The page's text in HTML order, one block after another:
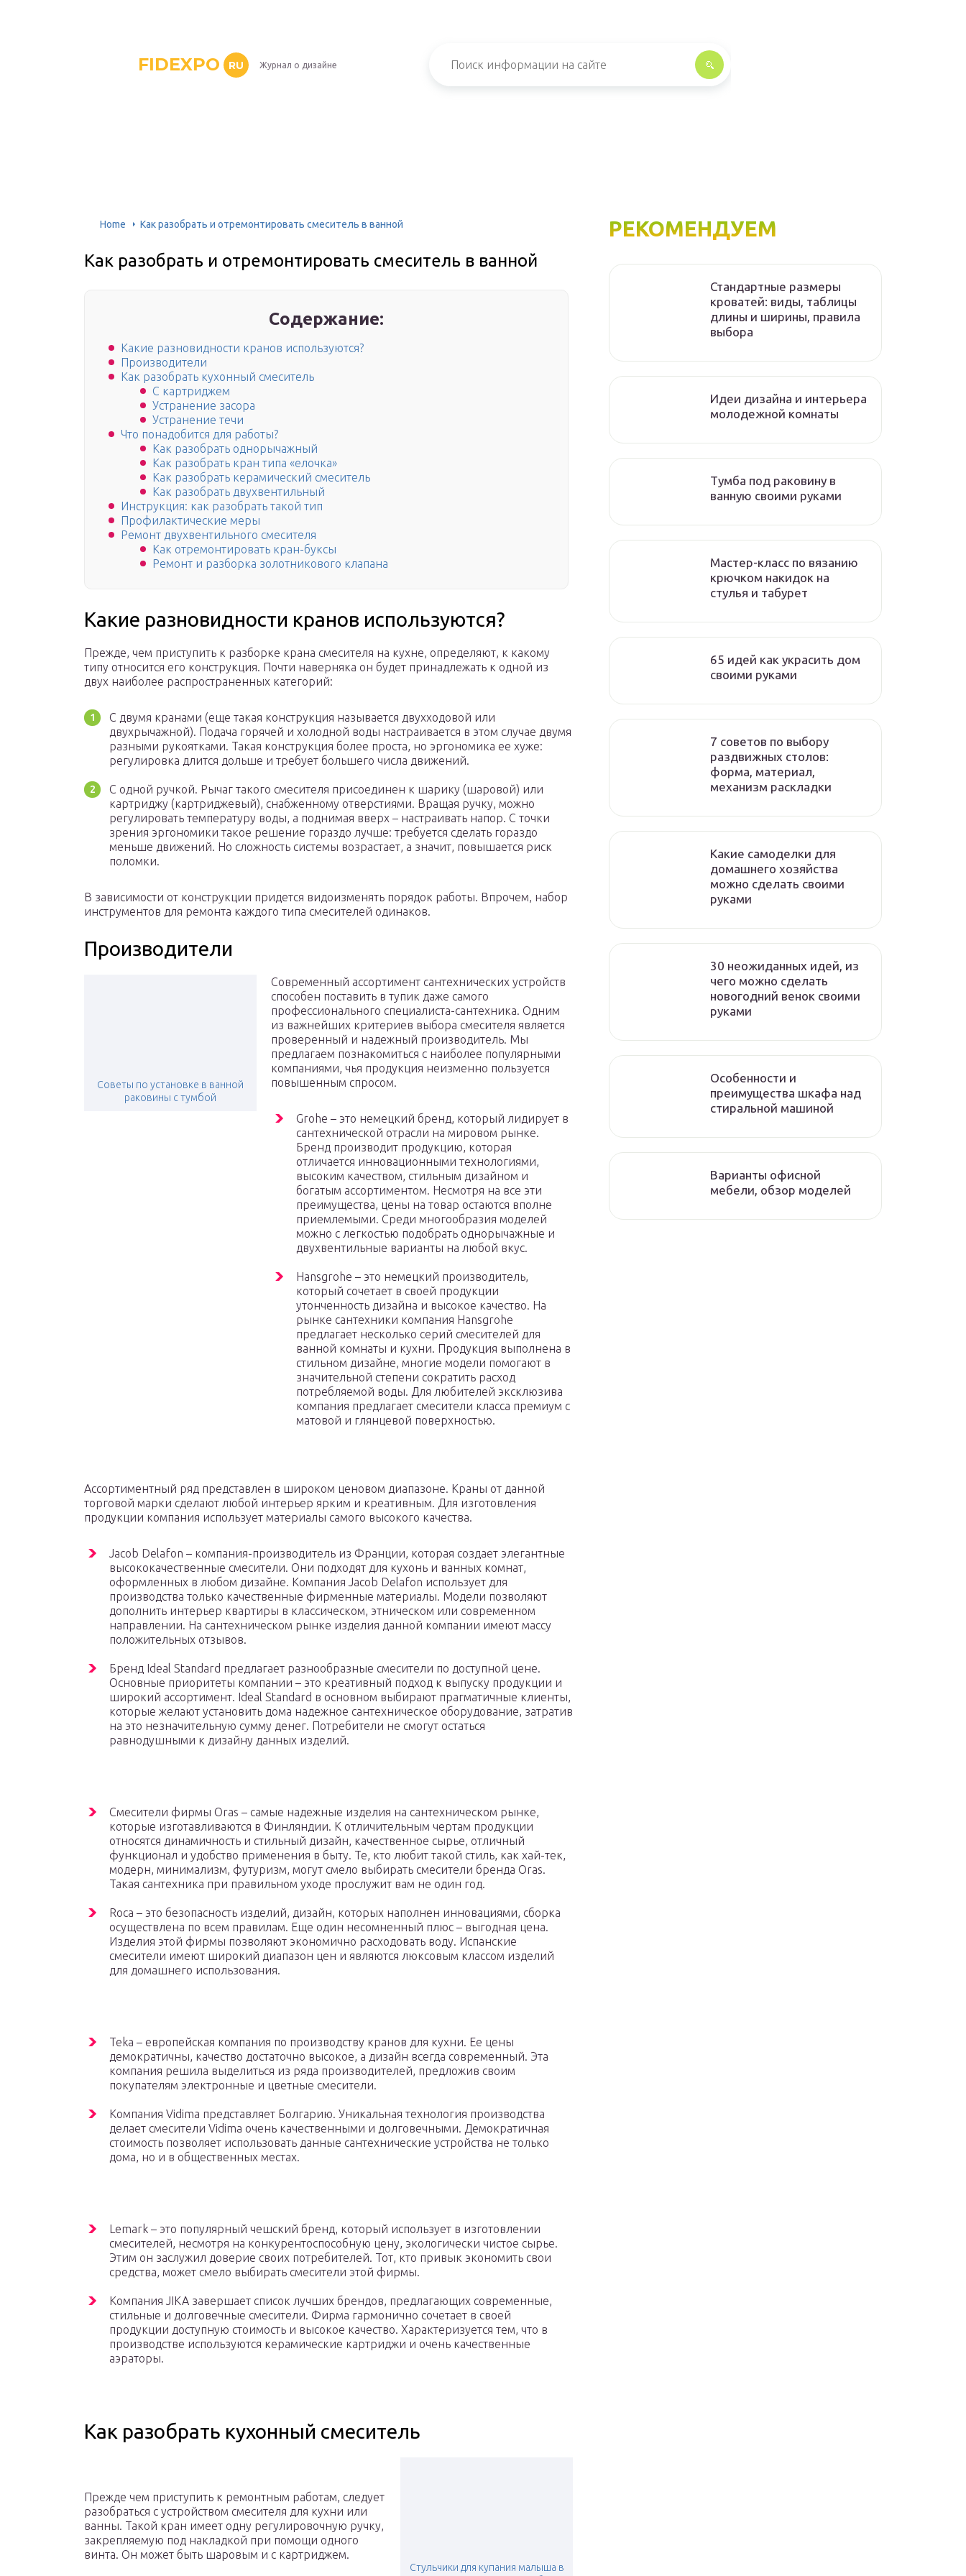
FIDEXPO RU Журнал о дизайне
Home Как разобрать и отремонтировать смеситель в ванной
Как разобрать и отремонтировать смеситель в ванной
Содержание:
Какие разновидности кранов используются?
Производители
Как разобрать кухонный смеситель
С картриджем
Устранение засора
Устранение течи
Что понадобится для работы?
Как разобрать однорычажный
Как разобрать кран типа «елочка»
Как разобрать керамический смеситель
Как разобрать двухвентильный
Инструкция: как разобрать такой тип
Профилактические меры
Ремонт двухвентильного смесителя
Как отремонтировать кран-буксы
Ремонт и разборка золотникового клапана
Какие разновидности кранов используются?
Прежде, чем приступить к разборке крана смесителя на кухне, определяют, к какому
типу относится его конструкция. Почти наверняка он будет принадлежать к одной из
двух наиболее распространенных категорий:
С двумя кранами (еще такая конструкция называется двухходовой или
двухрычажной). Подача горячей и холодной воды настраивается в этом случае двумя
разными рукоятками. Такая конструкция более проста, но эргономика ее хуже:
регулировка длится дольше и требует большего числа движений.
С одной ручкой. Рычаг такого смесителя присоединен к шарику (шаровой) или
картриджу (картриджевый), снабженному отверстиями. Вращая ручку, можно
регулировать температуру воды, а поднимая вверх – настраивать напор. С точки
зрения эргономики такое решение гораздо лучше: требуется сделать гораздо
меньше движений. Но сложность системы возрастает, а значит, повышается риск
поломки.
В зависимости от конструкции придется видоизменять порядок работы. Впрочем, набор
инструментов для ремонта каждого типа смесителей одинаков.
Производители
Советы по установке в ванной
раковины с тумбой
Современный ассортимент сантехнических устройств
способен поставить в тупик даже самого
профессионального специалиста-сантехника. Одним
из важнейших критериев выбора смесителя является
проверенный и надежный производитель. Мы
предлагаем познакомиться с наиболее популярными
компаниями, чья продукция неизменно пользуется
повышенным спросом.
Grohe – это немецкий бренд, который лидирует в
сантехнической отрасли на мировом рынке.
Бренд производит продукцию, которая
отличается инновационными технологиями,
высоким качеством, стильным дизайном и
богатым ассортиментом. Несмотря на все эти
преимущества, цены на товар остаются вполне
приемлемыми. Среди многообразия моделей
можно с легкостью подобрать однорычажные и
двухвентильные варианты на любой вкус.
Hansgrohe – это немецкий производитель,
который сочетает в своей продукции
утонченность дизайна и высокое качество. На
рынке сантехники компания Hansgrohe
предлагает несколько серий смесителей для
ванной комнаты и кухни. Продукция выполнена в
стильном дизайне, многие модели помогают в
значительной степени сократить расход
потребляемой воды. Для любителей эксклюзива
компания предлагает смесители класса премиум с
матовой и глянцевой поверхностью.
Ассортиментный ряд представлен в широком ценовом диапазоне. Краны от данной
торговой марки сделают любой интерьер ярким и креативным. Для изготовления
продукции компания использует материалы самого высокого качества.
Jacob Delafon – компания-производитель из Франции, которая создает элегантные
высококачественные смесители. Они подходят для кухонь и ванных комнат,
оформленных в любом дизайне. Компания Jacob Delafon использует для
производства только качественные фирменные материалы. Модели позволяют
дополнить интерьер квартиры в классическом, этническом или современном
направлении. На сантехническом рынке изделия данной компании имеют массу
положительных отзывов.
Бренд Ideal Standard предлагает разнообразные смесители по доступной цене.
Основные приоритеты компании – это креативный подход к выпуску продукции и
широкий ассортимент. Ideal Standard в основном выбирают прагматичные клиенты,
которые желают установить дома надежное сантехническое оборудование, затратив
на это незначительную сумму денег. Потребители не смогут остаться
равнодушными к дизайну данных изделий.
Смесители фирмы Oras – самые надежные изделия на сантехническом рынке,
которые изготавливаются в Финляндии. К отличительным чертам продукции
относятся динамичность и стильный дизайн, качественное сырье, отличный
функционал и удобство применения в быту. Те, кто любит такой стиль, как хай-тек,
модерн, минимализм, футуризм, могут смело выбирать смесители бренда Oras.
Такая сантехника при правильном уходе прослужит вам не один год.
Roca – это безопасность изделий, дизайн, которых наполнен инновациями, сборка
осуществлена по всем правилам. Еще один несомненный плюс – выгодная цена.
Изделия этой фирмы позволяют экономично расходовать воду. Испанские
смесители имеют широкий диапазон цен и являются люксовым классом изделий
для домашнего использования.
Teka – европейская компания по производству кранов для кухни. Ее цены
демократичны, качество достаточно высокое, а дизайн всегда современный. Эта
компания решила выделиться из ряда производителей, предложив своим
покупателям электронные и цветные смесители.
Компания Vidima представляет Болгарию. Уникальная технология производства
делает смесители Vidima очень качественными и долговечными. Демократичная
стоимость позволяет использовать данные сантехнические устройства не только
дома, но и в общественных местах.
Lemark – это популярный чешский бренд, который использует в изготовлении
смесителей, несмотря на конкурентоспособную цену, экологически чистое сырье.
Этим он заслужил доверие своих потребителей. Тот, кто привык экономить свои
средства, может смело выбирать смесители этой фирмы.
Компания JIKA завершает список лучших брендов, предлагающих современные,
стильные и долговечные смесители. Фирма гармонично сочетает в своей
продукции доступную стоимость и высокое качество. Характеризуется тем, что в
производстве используются керамические картриджи и очень качественные
аэраторы.
Как разобрать кухонный смеситель
Стульчики для купания малыша в
Прежде чем приступить к ремонтным работам, следует
разобраться с устройством смесителя для кухни или
ванны. Такой кран имеет одну регулировочную ручку,
закрепляемую под накладкой при помощи одного
винта. Он может быть шаровым и с картриджем.
РЕКОМЕНДУЕМ
Стандартные размеры
кроватей: виды, таблицы
длины и ширины, правила
выбора
Идеи дизайна и интерьера
молодежной комнаты
Тумба под раковину в
ванную своими руками
Мастер-класс по вязанию
крючком накидок на
стулья и табурет
65 идей как украсить дом
своими руками
7 советов по выбору
раздвижных столов:
форма, материал,
механизм раскладки
Какие самоделки для
домашнего хозяйства
можно сделать своими
руками
30 неожиданных идей, из
чего можно сделать
новогодний венок своими
руками
Особенности и
преимущества шкафа над
стиральной машиной
Варианты офисной
мебели, обзор моделей